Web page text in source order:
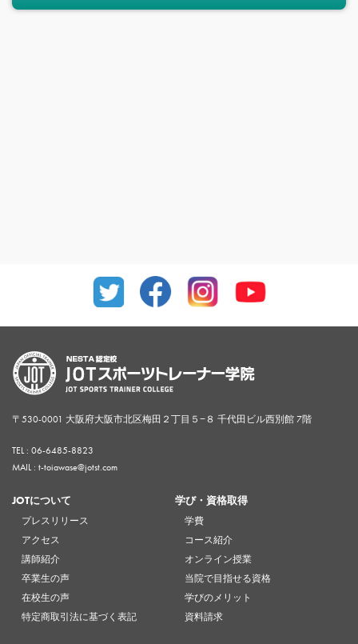
〒530-0001 大阪府大阪市北区梅田２丁目５−８ 千代田ビル西別館 7階
TEL : 06-6485-8823
MAIL : t-toiawase@jotst.com
JOTについて
プレスリリース
アクセス
講師紹介
卒業生の声
在校生の声
特定商取引法に基づく表記
学び・資格取得
学費
コース紹介
オンライン授業
当院で目指せる資格
学びのメリット
資料請求